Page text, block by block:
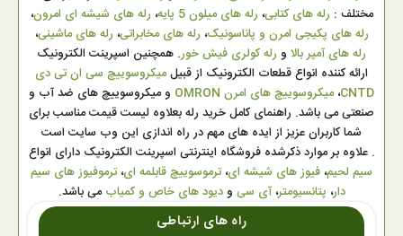
مختلف : رله های کتابی، رله های میلون 5 پایه ، رله های شیشه ای امرون،
رله های پکیجی امرن و پاناسونیک، رله های مخابراتی، رله های ماشینی،
رله های آمپر بالا و رله کولری فیش خور. همچنین اسپرینت الکترونیک
ارائه کننده انواع قطعات الکترونیک از قبیلمیکروسوییچ سی ان تی دی
CNTD،میکروسوییچ های امرن OMRON
و میکروسوییچ های ضد آب و
صنعتی می باشد. راهنمای کامل خرید رله بعلاوه لیست قیمت مناسب برای
شما کاربران عزیز از ایده های مهم در راه اندازی این وب سایت است
. علاوه بر موارد ذکرشده فروشگاه اینترنتی اسپرینت الکترونیک دارای انواع
سیم لحیم، فیوز های شیشه ای، ترموسوییچ قابلمه ای، ترموفیوز های سیم
دار، پتانسیومتر،آی سی ودیود های خاص و کمیابمی باشد.
راه های ارتباطی